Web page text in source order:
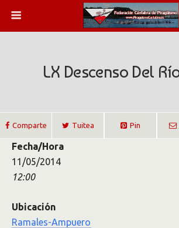
LX Descenso Del
Comparte Tuitea Pin
Fecha/Hora
11/05/2014
12:00
Ubicación
Ramales-Ampuero